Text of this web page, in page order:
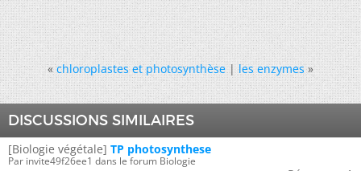
« chloroplastes et photosynthèse|les enzymes »
DISCUSSIONS SIMILAIRES
[Biologie végétale] TP photosynthese
Par invite49f26ee1 dans le forum Biologie